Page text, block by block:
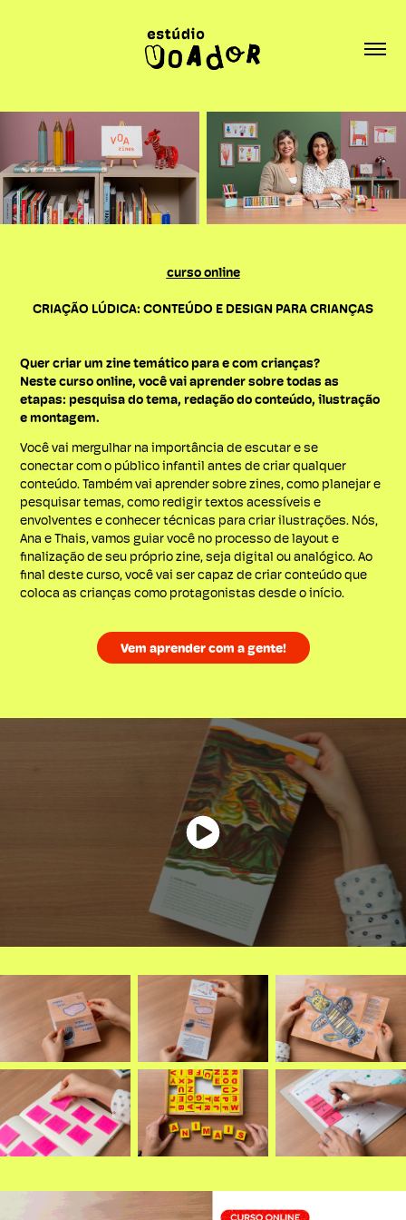
curso online
CRIAÇÃO LÚDICA: CONTEÚDO E DESIGN PARA CRIANÇAS
Quer criar um zine temático para e com crianças?
Neste curso online, você vai aprender sobre todas as
etapas: pesquisa do tema, redação do conteúdo, ilustração
e montagem.
Você vai mergulhar na importância de escutar e se
conectar com o público infantil antes de criar qualquer
conteúdo. Também vai aprender sobre zines, como planejar e
pesquisar temas, como redigir textos acessíveis e
envolventes e conhecer técnicas para criar ilustrações. Nós,
Ana e Thais, vamos guiar você no processo de layout e
finalização de seu próprio zine, seja digital ou analógico. Ao
final deste curso, você vai ser capaz de criar conteúdo que
coloca as crianças como protagonistas desde o início.
Vem aprender com a gente!